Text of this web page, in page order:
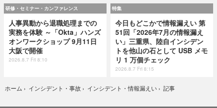
研修・セミナー・カンファレンス
人事異動から退職処理までの
実務を体験 ～「Okta」ハンズ
オンワークショップ 9月11日
大阪で開催
2026.8.7 Fri 8:10
特集
今日もどこかで情報漏えい 第
51回「2026年7月の情報漏え
い」三重県、陸自インシデン
トを他山の石として USB メモ
リ 1 万個チェック
2026.8.7 Fri 8:15
ホーム › インシデント・事故 › インシデント・情報漏えい › 記事